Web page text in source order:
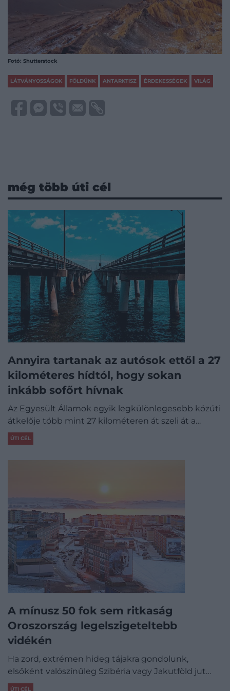
Fotó: Shutterstock
LÁTVÁNYOSSÁGOK FÖLDÜNK ANTARKTISZ ÉRDEKESSÉGEK VILÁG
még több úti cél
Annyira tartanak az autósok ettől a 27
kilométeres hídtól, hogy sokan
inkább sofőrt hívnak
Az Egyesült Államok egyik legkülönlegesebb közúti
átkelője több mint 27 kilométeren át szeli át a…
ÚTI CÉL
A mínusz 50 fok sem ritkaság
Oroszország legelszigeteltebb
vidékén
Ha zord, extrémen hideg tájakra gondolunk,
elsőként valószínűleg Szibéria vagy Jakutföld jut…
ÚTI CÉL